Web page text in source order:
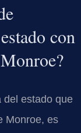
con
del estado que
Monroe, es